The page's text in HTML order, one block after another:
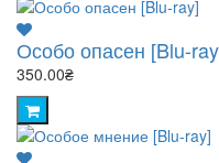
Особо опасен [Blu-
350.00₴